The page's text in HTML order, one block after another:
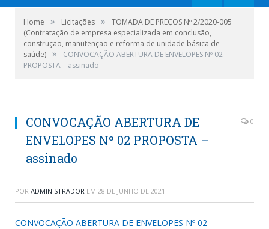
Home » Licitações »
TOMADA DE PREÇOS Nº 2/2020-005
(Contratação de empresa especializada em conclusão,
construção, manutenção e reforma de unidade básica de
saúde) »
CONVOCAÇÃO ABERTURA DE ENVELOPES Nº 02
PROPOSTA – assinado
CONVOCAÇÃO ABERTURA DE
ENVELOPES Nº 02 PROPOSTA –
assinado
0
POR ADMINISTRADOR EM 28 DE JUNHO DE 2021
CONVOCAÇÃO ABERTURA DE ENVELOPES Nº 02